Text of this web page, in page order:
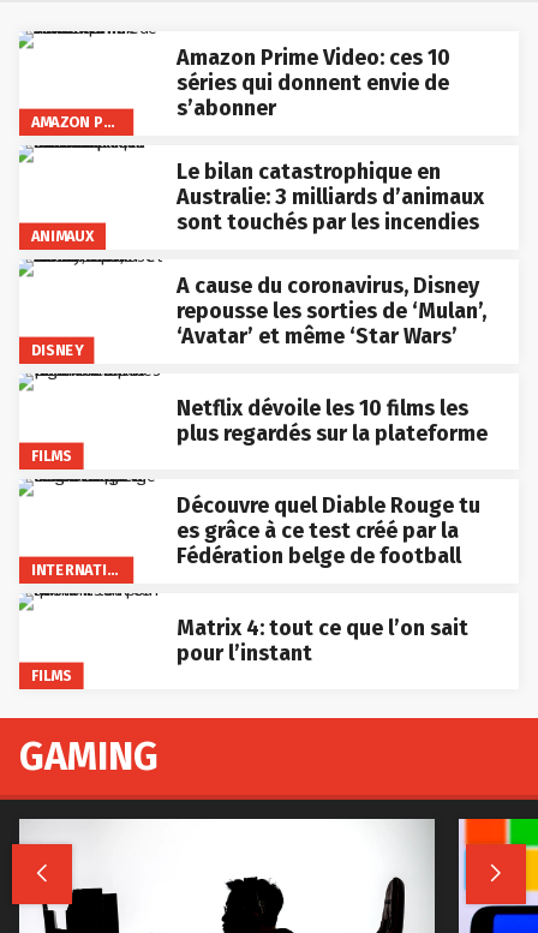
AMAZON PRIME VIDEO
Amazon Prime Video: ces 10
séries qui donnent envie de
s’abonner
ANIMAUX
Le bilan catastrophique en
Australie: 3 milliards d’animaux
sont touchés par les incendies
DISNEY
A cause du coronavirus, Disney
repousse les sorties de ‘Mulan’,
‘Avatar’ et même ‘Star Wars’
FILMS
Netflix dévoile les 10 films les
plus regardés sur la plateforme
INTERNATIONAL
Découvre quel Diable Rouge tu
es grâce à ce test créé par la
Fédération belge de football
FILMS
Matrix 4: tout ce que l’on sait
pour l’instant
GAMING
 